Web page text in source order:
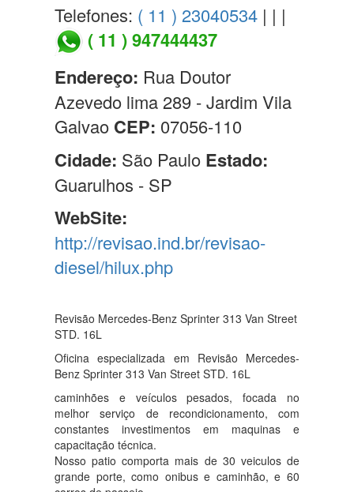
Telefones: ( 11 ) 23040534 | | |
( 11 ) 947444437
Endereço: Rua Doutor
Azevedo lima 289 - Jardim Vila
Galvao CEP: 07056-110
Cidade: São Paulo Estado:
Guarulhos - SP
WebSite:
http://revisao.ind.br/revisao-
diesel/hilux.php
Revisão Mercedes-Benz Sprinter 313 Van Street
STD. 16L
Oficina especializada em Revisão Mercedes-
Benz Sprinter 313 Van Street STD. 16L
caminhões e veículos pesados, focada no
melhor serviço de recondicionamento, com
constantes investimentos em maquinas e
capacitação técnica.
Nosso patio comporta mais de 30 veiculos de
grande porte, como onibus e caminhão, e 60